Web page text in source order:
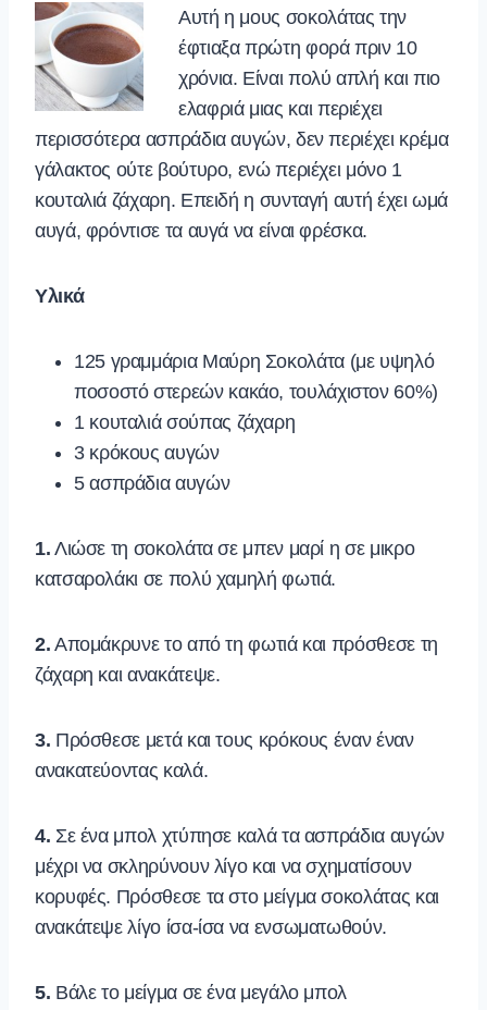
Αυτή η μους σοκολάτας την
έφτιαξα πρώτη φορά πριν 10
χρόνια. Είναι πολύ απλή και πιο
ελαφριά μιας και περιέχει
περισσότερα ασπράδια αυγών, δεν περιέχει κρέμα
γάλακτος ούτε βούτυρο, ενώ περιέχει μόνο 1
κουταλιά ζάχαρη. Επειδή η συνταγή αυτή έχει ωμά
αυγά, φρόντισε τα αυγά να είναι φρέσκα.
Υλικά
125 γραμμάρια Μαύρη Σοκολάτα (με υψηλό
ποσοστό στερεών κακάο, τουλάχιστον 60%)
1 κουταλιά σούπας ζάχαρη
3 κρόκους αυγών
5 ασπράδια αυγών
1. Λιώσε τη σοκολάτα σε μπεν μαρί η σε μικρο
κατσαρολάκι σε πολύ χαμηλή φωτιά.
2. Απομάκρυνε το από τη φωτιά και πρόσθεσε τη
ζάχαρη και ανακάτεψε.
3. Πρόσθεσε μετά και τους κρόκους έναν έναν
ανακατεύοντας καλά.
4. Σε ένα μπολ χτύπησε καλά τα ασπράδια αυγών
μέχρι να σκληρύνουν λίγο και να σχηματίσουν
κορυφές. Πρόσθεσε τα στο μείγμα σοκολάτας και
ανακάτεψε λίγο ίσα-ίσα να ενσωματωθούν.
5. Βάλε το μείγμα σε ένα μεγάλο μπολ